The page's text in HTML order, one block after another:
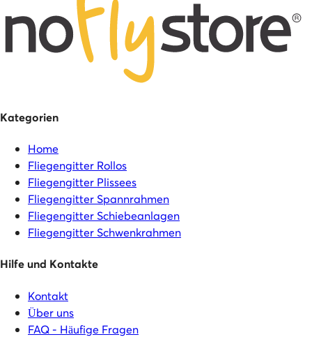
Kategorien
Home
Fliegengitter Rollos
Fliegengitter Plissees
Fliegengitter Spannrahmen
Fliegengitter Schiebeanlagen
Fliegengitter Schwenkrahmen
Hilfe und Kontakte
Kontakt
Über uns
FAQ - Häufige Fragen